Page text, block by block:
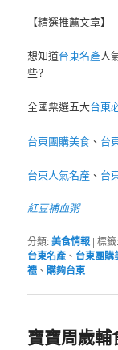
【精選推薦文章】
想知道台東名產人
些?
全國票選五大台東
台東團購美食 、 台
台東人氣名產 、 台
紅豆補血粥
分類:美食情報 |標籤:
台東名產 、 台東團購
禮 、 購夠台東
寶寶周歲輔